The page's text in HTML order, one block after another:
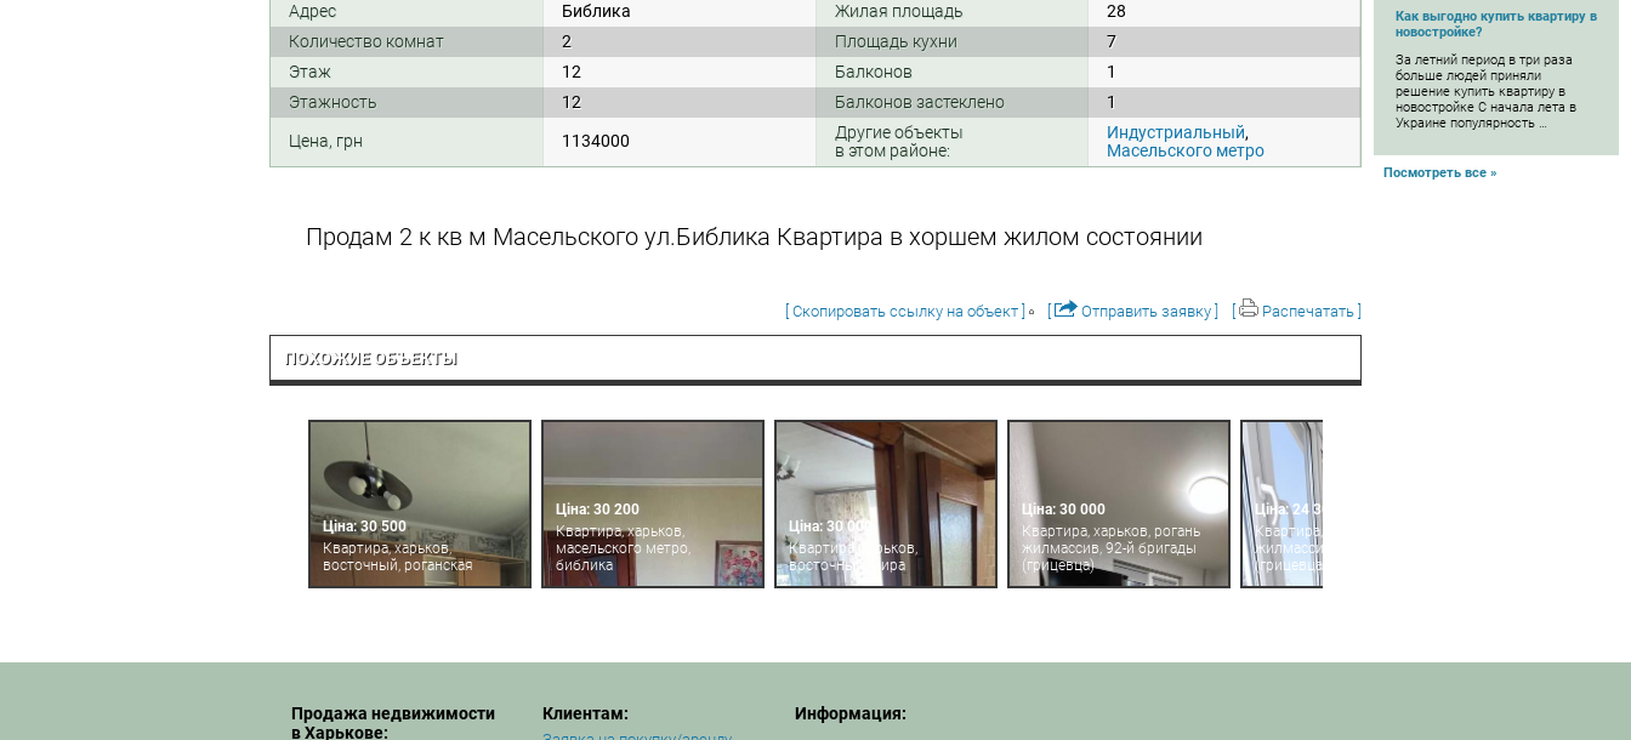
Как выгодно купить квартиру в
новостройке?
За летний период в три раза
больше людей приняли
решение купить квартиру в
новостройке С начала лета в
Украине популярность …
Посмотреть все »
Адрес
Библика Жилая площадь
28
Количество комнат
2 Площадь кухни
7
Этаж
12 Балконов
1
Этажность
12 Балконов застеклено
1
Цена, грн
1134000
Другие объекты
в этом районе:
Индустриальный,
Масельского метро
Продам 2 к кв м Масельского ул.Библика Квартира в хоршем жилом состоянии
[ Скопировать ссылку на объект ] Отправить заявку ] Распечатать ]
ПОХОЖИЕ ОБЪЕКТЫ
Ціна: 30 500
Квартира, харьков,
восточный, роганская
Ціна: 30 200
Квартира, харьков,
масельского метро,
библика
Ціна: 30 000
Квартира, харьков,
восточный, мира
Ціна: 30 000
Квартира, харьков, рогань
жилмассив, 92-й бригады
(грицевца)
Ціна: 24 300
Квартира, харьков, рогань
жилмассив, 92-й бригады
(грицевца)
Продажа недвижимости
в Харькове:
Клиентам: Информация: